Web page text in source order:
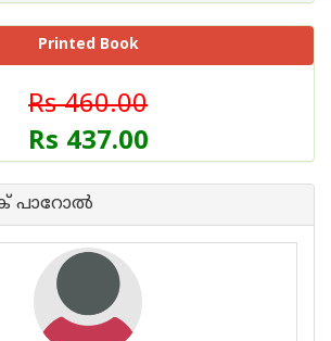
Printed Book
Rs 460.00
Rs 437.00
പാറോൽ